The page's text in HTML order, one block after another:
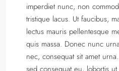
imperdiet nunc, non
tristique lacus. Ut faucibus,
lectus mauris pellentesque
quis massa. Donec nunc
nec, consequat sit amet